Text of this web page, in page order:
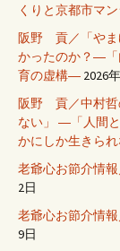
くりと京都市マ
阪野 貢／「やま
かったのか？―「
育の虚構― 2026
阪野 貢／中村哲
ない」 ―「人間
かにしか生きら
老爺心お節介情
2日
老爺心お節介情
9日